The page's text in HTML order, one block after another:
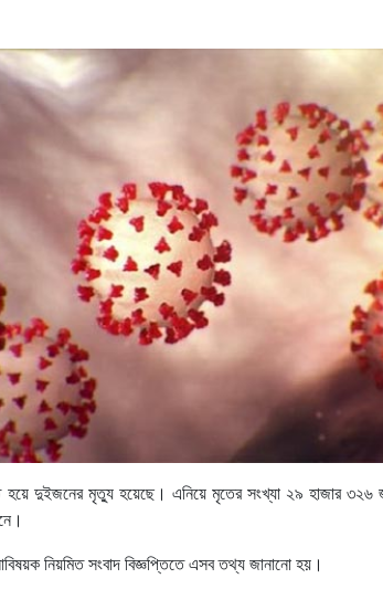
হয়ে দুইজনের মৃত্যু হয়েছে। এনিয়ে মৃতের সংখ্যা ২৯ হাজার
নিয়মিত সংবাদ বিজ্ঞপ্তিতে এসব তথ্য জানানো হয়।